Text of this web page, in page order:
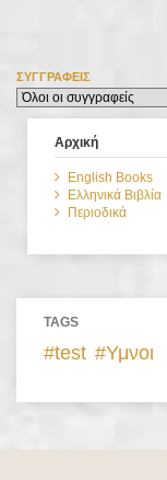
ΣΥΓΓΡΑΦΕΊΣ
Αρχική
English Books
Ελληνικά Βιβλία
Περιοδικά
TAGS
test Υμνοι